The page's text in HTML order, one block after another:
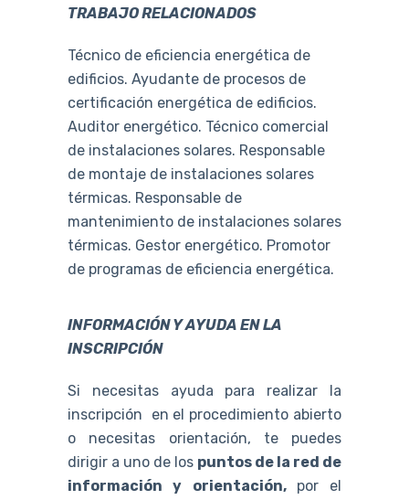
TRABAJO RELACIONADOS
Técnico de eficiencia energética de
edificios. Ayudante de procesos de
certificación energética de edificios.
Auditor energético. Técnico comercial
de instalaciones solares. Responsable
de montaje de instalaciones solares
térmicas. Responsable de
mantenimiento de instalaciones solares
térmicas. Gestor energético. Promotor
de programas de eficiencia energética.
INFORMACIÓN Y AYUDA EN LA
INSCRIPCIÓN
Si necesitas ayuda para realizar la
inscripción en el procedimiento abierto
o necesitas orientación, te puedes
dirigir a uno de los puntos de la red de
información y orientación, por el